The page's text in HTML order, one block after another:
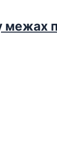
межах